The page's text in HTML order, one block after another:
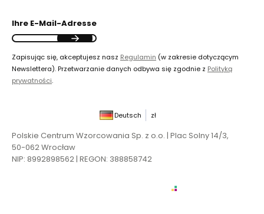
Ihre E-Mail-Adresse
Zapisując się, akceptujesz nasz Regulamin (w zakresie dotyczącym
Newslettera). Przetwarzanie danych odbywa się zgodnie z Polityką
prywatności.
Deutsch zł
Polskie Centrum Wzorcowania Sp. z o.o. | Plac Solny 14/3,
50-062 Wrocław
NIP: 8992898562 | REGON: 388858742